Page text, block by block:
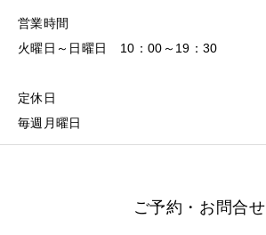
営業時間
火曜日～日曜日 10：00～19：30
定休日
毎週月曜日
ご予約・お問合せ